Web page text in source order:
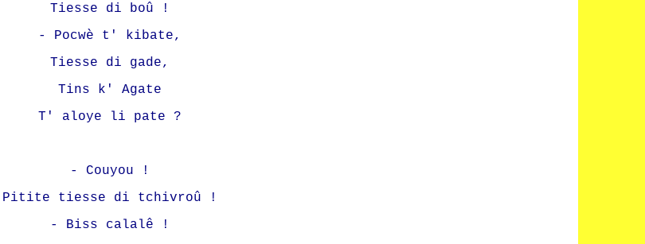
Tiesse di boû !
- Pocwè t' kibate,
Tiesse di gade,
Tins k' Agate
T' aloye li pate ?
- Couyou !
Pitite tiesse di tchivroû !
- Biss calalê !